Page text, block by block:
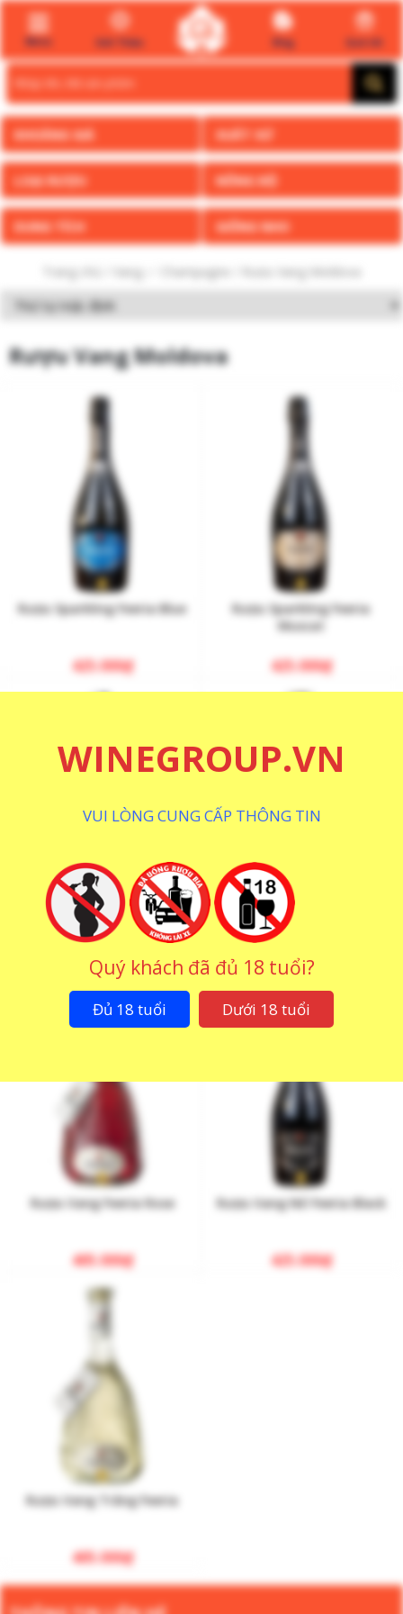
WINEGROUP.VN
VUI LÒNG CUNG CẤP THÔNG TIN
Quý khách đã đủ 18 tuổi?
Đủ 18 tuổi Dưới 18 tuổi
Menu Giới Thiệu Blog Quà tết
Search
for:
KHOẢNG GIÁ XUẤT XỨ
LOẠI RƯỢU NỒNG ĐỘ
DUNG TÍCH GIỐNG NHO
Trang chủ Vang ✅ Champagne / Rượu Vang Moldova
Rượu Vang Moldova
Rượu Sparkling Feeria Blue
425.000₫
Rượu Sparkling Feeria
Muscat
425.000₫
Rượu Sparkling Feeria Rose
425.000₫
Rượu Vang Đỏ Feeria
405.000
Rượu Vang Feeria Rose
405.000₫
Rượu Vang Nổ Feeria Black
425.000₫
Rượu Vang Trắng Feeria
405.000₫